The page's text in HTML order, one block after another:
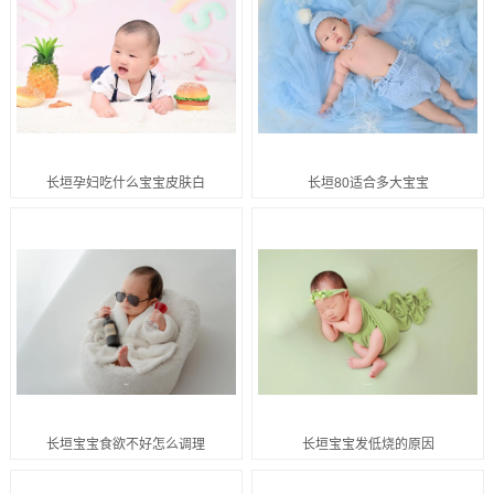
长垣孕妇吃什么宝宝皮肤白 长垣80适合多大宝宝
长垣宝宝食欲不好怎么调理 长垣宝宝发低烧的原因